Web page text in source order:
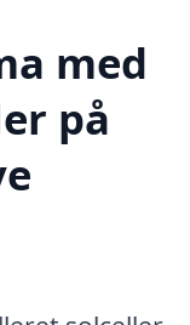
med
på